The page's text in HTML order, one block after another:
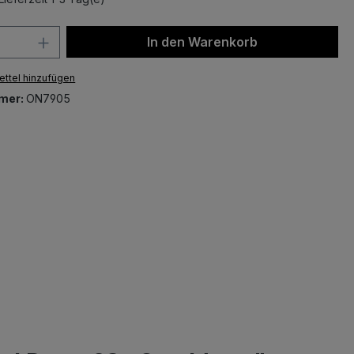
Anzahl: Gib den gewünschten Wert
In den Warenkorb
hinzufügen
ON7905